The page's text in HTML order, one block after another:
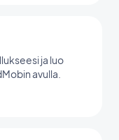
ja luo
avulla.